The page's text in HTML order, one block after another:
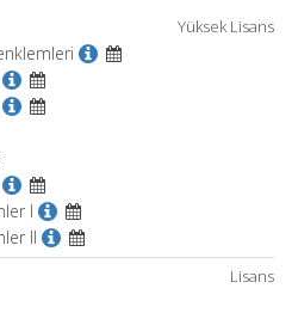
Yüksek Lisans
I
II
Lisans